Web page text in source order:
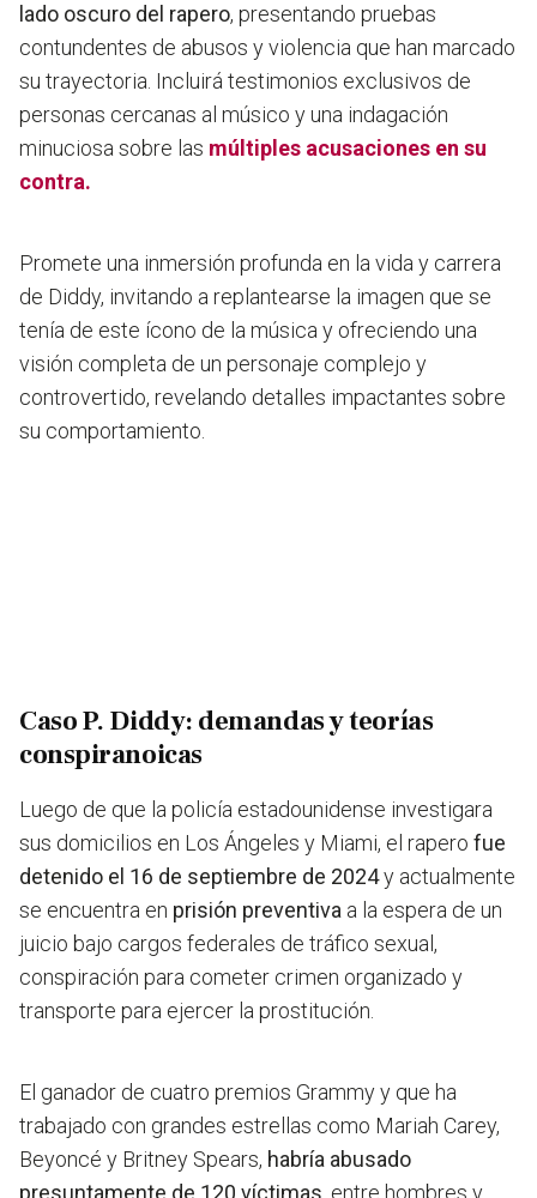
lado oscuro del rapero, presentando pruebas
contundentes de abusos y violencia que han marcado
su trayectoria. Incluirá testimonios exclusivos de
personas cercanas al músico y una indagación
minuciosa sobre las múltiples acusaciones en su
contra.
Promete una inmersión profunda en la vida y carrera
de Diddy, invitando a replantearse la imagen que se
tenía de este ícono de la música y ofreciendo una
visión completa de un personaje complejo y
controvertido, revelando detalles impactantes sobre
su comportamiento.
Caso P. Diddy: demandas y teorías
conspiranoicas
Luego de que la policía estadounidense investigara
sus domicilios en Los Ángeles y Miami, el rapero fue
detenido el 16 de septiembre de 2024y actualmente
se encuentra en prisión preventiva a la espera de un
juicio bajo cargos federales de tráfico sexual,
conspiración para cometer crimen organizado y
transporte para ejercer la prostitución.
El ganador de cuatro premios Grammy y que ha
trabajado con grandes estrellas como Mariah Carey,
Beyoncé y Britney Spears, habría abusado